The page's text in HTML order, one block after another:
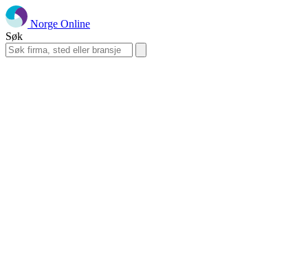
Norge Online
Søk